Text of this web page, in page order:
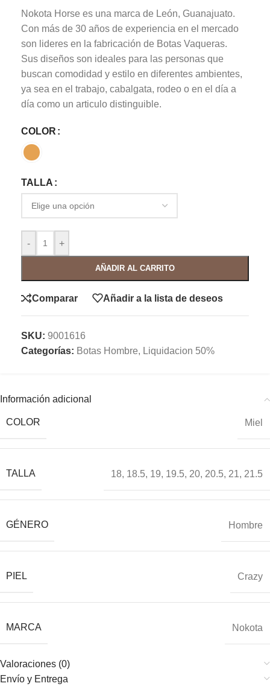
Nokota Horse es una marca de León, Guanajuato.
Con más de 30 años de experiencia en el mercado
son lideres en la fabricación de Botas Vaqueras.
Sus diseños son ideales para las personas que
buscan comodidad y estilo en diferentes ambientes,
ya sea en el trabajo, cabalgata, rodeo o en el día a
día como un articulo distinguible.
COLOR
TALLA
- +
AÑADIR AL CARRITO
Comparar Añadir a la lista de deseos
SKU: 9001616
Categorías: Botas Hombre, Liquidacion 50%
Información adicional
COLOR Miel
TALLA 18, 18.5, 19, 19.5, 20, 20.5, 21, 21.5
GÉNERO Hombre
PIEL Crazy
MARCA Nokota
Valoraciones (0)
Envío y Entrega